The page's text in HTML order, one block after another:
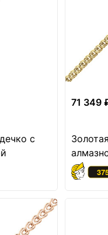
с
71 349